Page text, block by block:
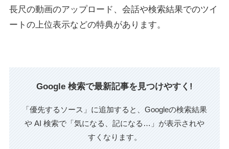
長尺の動画のアップロード、会話や検索結果でのツイ
ートの上位表示などの特典があります。
Google 検索で最新記事を見つけやすく!
「優先するソース」に追加すると、Googleの検索結果
や AI 検索で「気になる、記になる…」が表示されや
すくなります。